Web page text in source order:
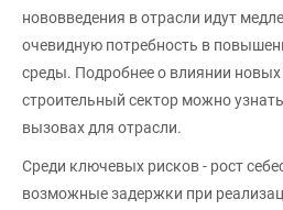
нововведения в отрасли идут
очевидную потребность в
среды. Подробнее о влиянии новых
строительный сектор можно
вызовах для отрасли.
Среди ключевых рисков - рост
возможные задержки при